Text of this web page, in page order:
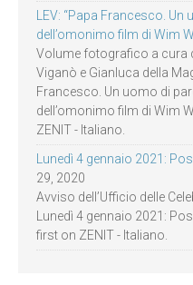
LEV: “Papa Francesco.
dell’omonimo film di Wim
Volume fotografico a cura
Viganò e Gianluca della
Francesco. Un uomo di
dell’omonimo film di Wim
ZENIT - Italiano.
Lunedì 4 gennaio 2021:
29, 2020
Avviso dell’Ufficio delle
Lunedì 4 gennaio 2021:
first on ZENIT - Italiano.